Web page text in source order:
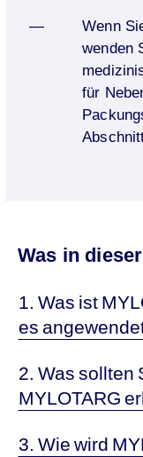
Wenn
wenden
für
Was in
1. Was ist MYLOTARG und wofür wird
es
2. Was sollten Sie beachten, bevor Sie
MYLOTARG
3. Wie wird